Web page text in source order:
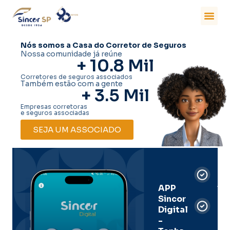
Nós somos a Casa do Corretor de Seguros
Nossa comunidade já reúne
+ 10.8 Mil
Corretores de seguros associados
Também estão com a gente
+ 3.5 Mil
Empresas corretoras
e seguros associadas
SEJA UM ASSOCIADO
APP
Sincor
Digital
-